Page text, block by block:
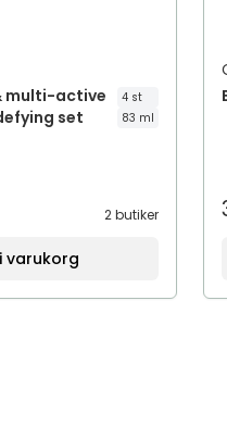
multi-active
set
4 st
83 ml
2 butiker
varukorg